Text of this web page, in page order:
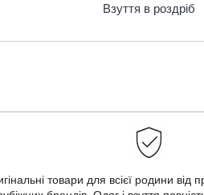
Взуття в роздріб
товари для всієї родини від